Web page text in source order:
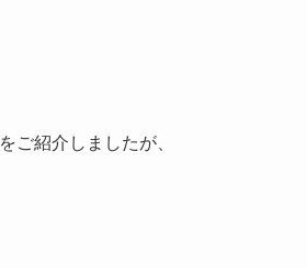
をご紹介しましたが、